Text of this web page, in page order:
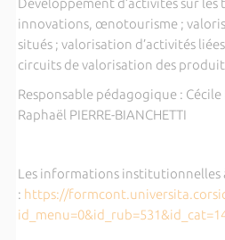
Développement d’activités sur
innovations, œnotourisme ;
situés ; valorisation d’activités
circuits de valorisation des
Responsable pédagogique :
Raphaël PIERRE-BIANCHETTI
Les informations institutionnelles
: https://